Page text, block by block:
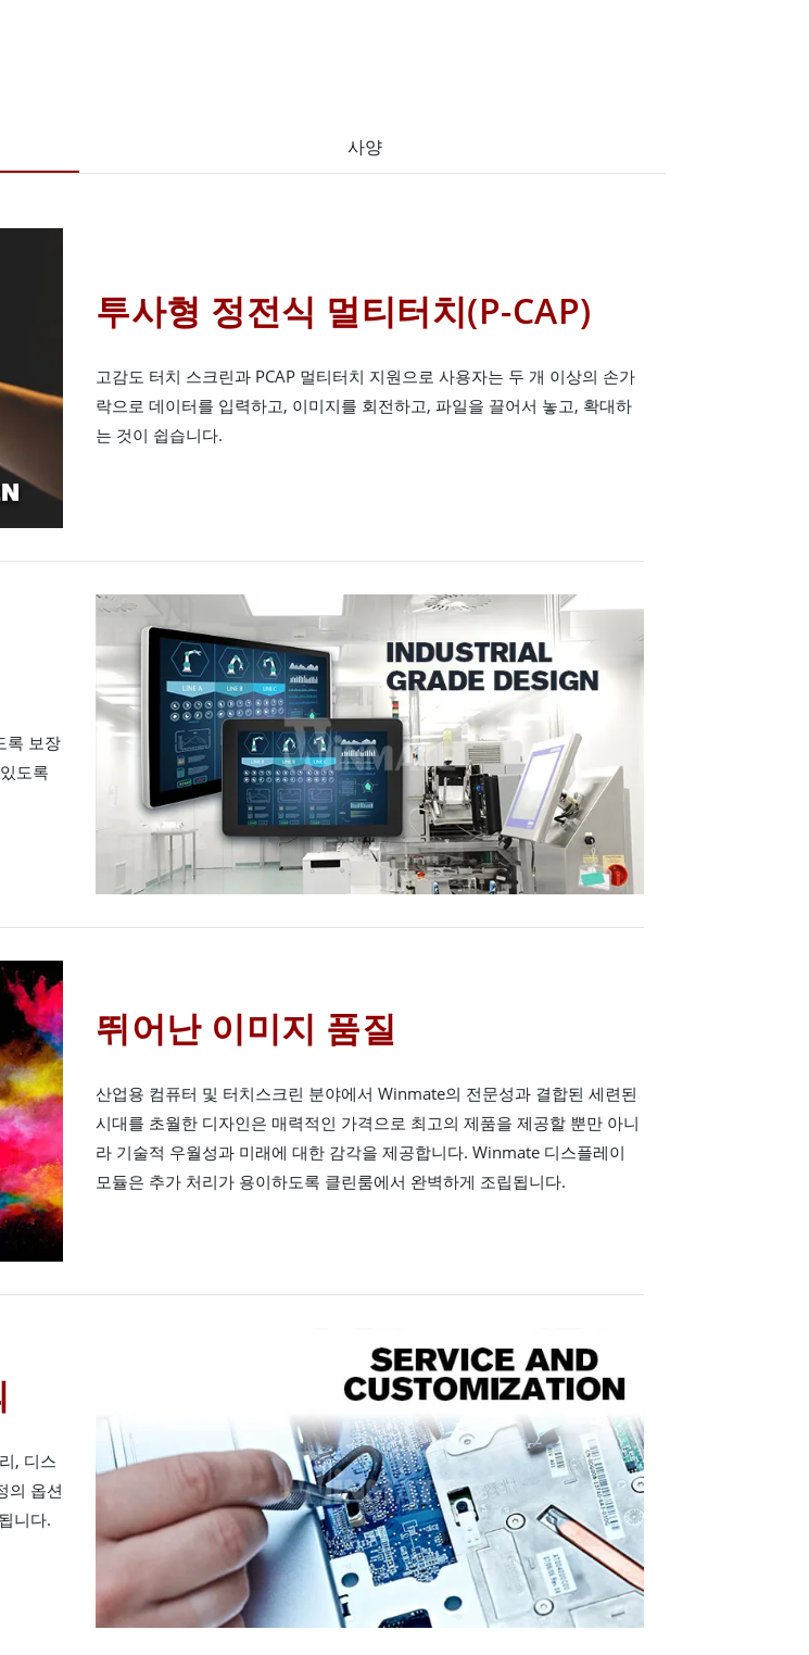
사양
투사형 정전식 멀티터치(P-CAP)
고감도 터치 스크린과 PCAP 멀티터치 지원으로 사용자는 두 개 이상의 손가
락으로 데이터를 입력하고, 이미지를 회전하고, 파일을 끌어서 놓고, 확대하
는 것이 쉽습니다.
록 보장
도록
뛰어난 이미지 품질
산업용 컴퓨터 및 터치스크린 분야에서 Winmate의 전문성과 결합된 세련된
시대를 초월한 디자인은 매력적인 가격으로 최고의 제품을 제공할 뿐만 아니
라 기술적 우월성과 미래에 대한 감각을 제공합니다. Winmate 디스플레이
모듈은 추가 처리가 용이하도록 클린룸에서 완벽하게 조립됩니다.
, 디스
의 옵션
니다.